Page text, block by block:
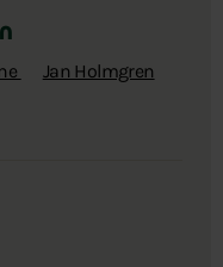
Jan Holmgren